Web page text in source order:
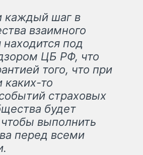
каждый шаг в
взаимного
находится под
ЦБ РФ, что
того, что при
каких-то
страховых
будет
выполнить
перед всеми